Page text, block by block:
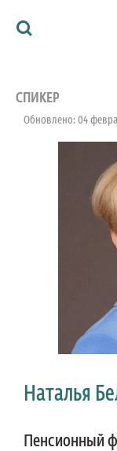
Архив
Ведомости
Как потратить
СПИКЕР
Обновлено: 04
Наталья
Пенсионный